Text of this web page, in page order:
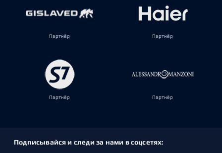
Партнёр Партнёр
Партнёр Партнёр
Подписывайся и следи за нами в соцсетях: